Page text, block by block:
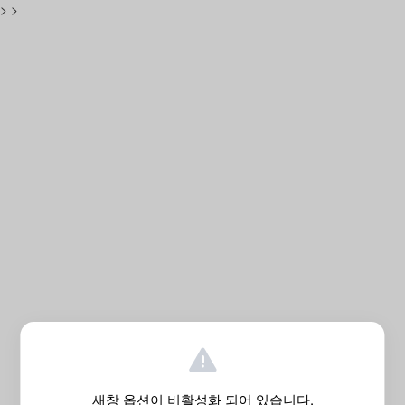
> >
새창 옵션이 비활성화 되어 있습니다.